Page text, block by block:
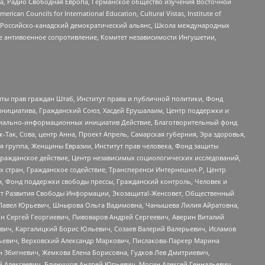
Councils for International Education, Cultural Vistas, Institute of
канадский демократический альянс, Школа международных
сопротивление, Комитет независимости Ингушетии,
прав граждан Штаб, Институт права и публичной политики, Фонд
Гражданский Союз, Хасдей Ерушалаим, Центр поддержки и
информационных инициатив Действие, Благотворительный фонд
Сова, центр Анна, Проект Апрель, Самарская губерния, Эра здоровья,
Женщины Евразии, Институт прав человека, Фонд защиты
действие, Центр независимых социологических исследований,
Гражданское содействие, Трансперенси Интернешнл-Р, Центр
поддержки свободы прессы, Гражданский контроль, Человек и
Развития Свободы Информации, Экозащита!-Женсовет, Общественный
Юрьевич, Шнырова Ольга Вадимовна, Чанышева Лилия Айратовна,
Сергей Георгиевич, Пивоваров Андрей Сергеевич, Аверин Виталий
Каргалицкий Борис Юльевич, Созаев Валерий Валерьевич, Исламов
Верховский Александр Маркович, Пислакова-Паркер Марина
Збигневич, Жемкова Елена Борисовна, Гудков Лев Дмитриевич,